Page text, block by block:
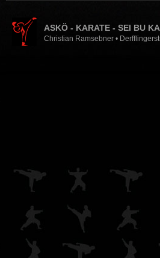
ASKÖ - KARATE - SEI BU
Christian Ramsebner •